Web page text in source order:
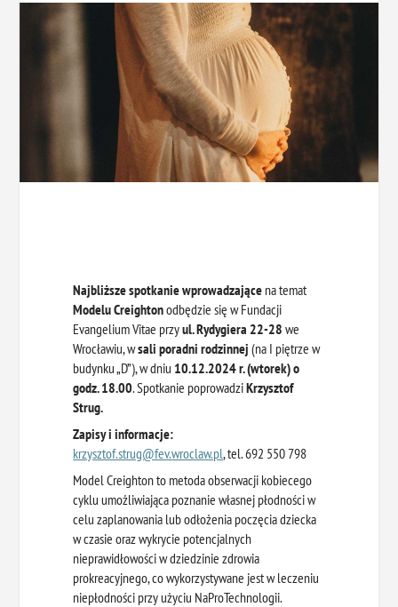
Najbliższe spotkanie wprowadzające na temat
Modelu Creightonodbędzie się w Fundacji
Evangelium Vitae przyul. Rydygiera 22-28 we
Wrocławiu, wsali poradni rodzinnej(na I piętrze w
budynku „D”), w dniu 10.12.2024 r. (wtorek) o
godz. 18.00. Spotkanie poprowadziKrzysztof
Strug.
Zapisy i informacje:
krzysztof.strug@fev.wroclaw.pl, tel. 692 550 798
Model Creighton to metoda obserwacji kobiecego
cyklu umożliwiająca poznanie własnej płodności w
celu zaplanowania lub odłożenia poczęcia dziecka
w czasie oraz wykrycie potencjalnych
nieprawidłowości w dziedzinie zdrowia
prokreacyjnego, co wykorzystywane jest w leczeniu
niepłodności przy użyciu NaProTechnologii.